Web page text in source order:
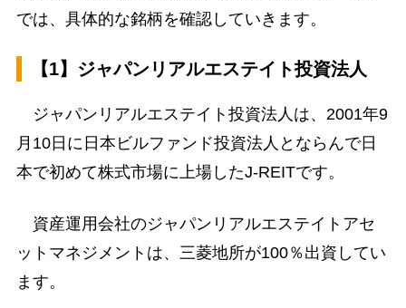
では、具体的な銘柄を確認していきます。
【1】ジャパンリアルエステイト投資法人
ジャパンリアルエステイト投資法人は、2001年9
月10日に日本ビルファンド投資法人とならんで日
本で初めて株式市場に上場したJ-REITです。
資産運用会社のジャパンリアルエステイトアセ
ットマネジメントは、三菱地所が100％出資してい
ます。